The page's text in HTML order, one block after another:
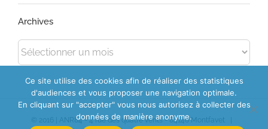
Archives
Archives
© 2016 | ANR84 - 4 rue des quatre vents - 84140 Montfavet |
Ce site utilise des cookies afin de réaliser des statistiques
d'audiences et vous proposer une navigation optimale.
En cliquant sur "accepter" vous nous autorisez à collecter des
données de manière anonyme.